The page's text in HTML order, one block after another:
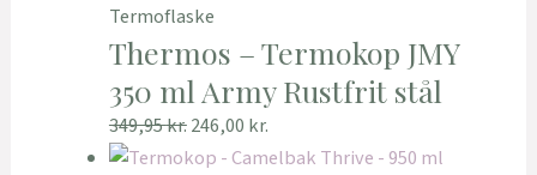
Termoflaske
Thermos – Termokop JMY
350 ml Army Rustfrit stål
349,95kr.246,00 kr.